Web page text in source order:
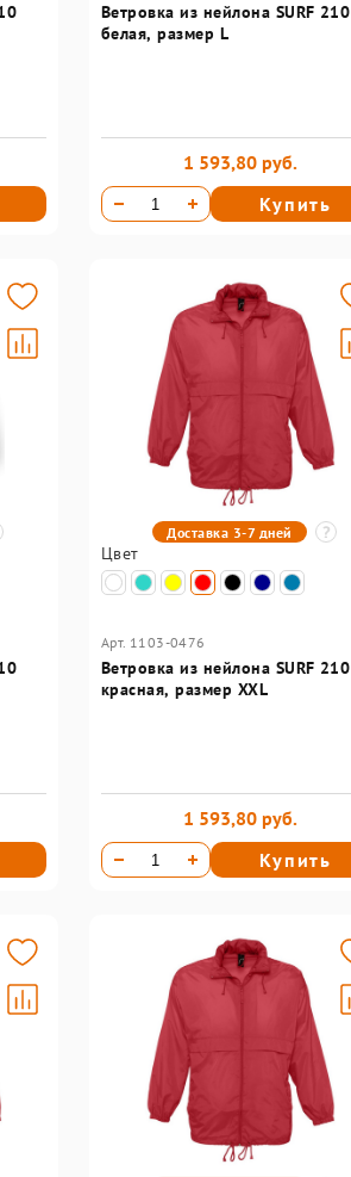
Ветровка из нейлона SURF 210
белая, размер L
1 593,80 руб.
Купить
Доставка 3-7 дней
Цвет
Арт. 1103-0476
Ветровка из нейлона SURF 210
красная, размер XXL
1 593,80 руб.
Купить